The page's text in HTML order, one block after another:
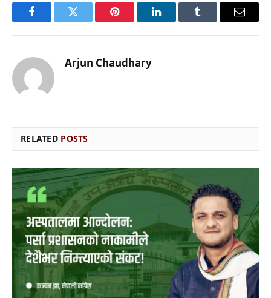
FacebookTwitter Pinterest LinkedInTumblr Email
Arjun Chaudhary
RELATED POSTS